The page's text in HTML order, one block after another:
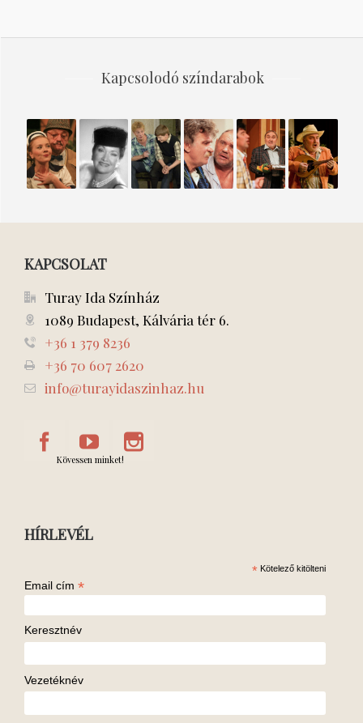
Kapcsolodó színdarabok
Tombol
az
erény
TE
RONGYOS
ÉLET
Az
angyalok
nem
Döglött
aknák
Furcsa
pár
amore!
KAPCSOLAT
Turay Ida Színház
1089 Budapest, Kálvária tér 6.
+36 1 379 8236
+36 70 607 2620
info@turayidaszinhaz.hu
Kövessen minket!
HÍRLEVÉL
* Kötelező kitölteni
Email cím *
Keresztnév
Vezetéknév